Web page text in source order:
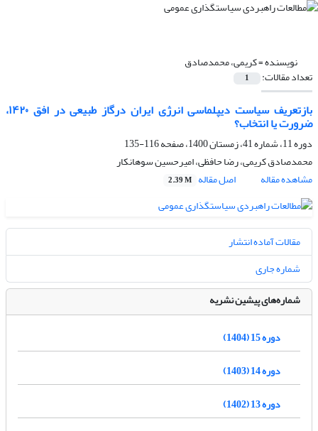
نویسنده =کریمی، محمدصادق
تعداد مقالات: 1
بازتعریف سیاست دیپلماسی انرژی ایران درگاز طبیعی در افق ۱۴۲۰،
ضرورت یا انتخاب؟
دوره 11، شماره 41، زمستان 1400، صفحه
116-135
محمدصادق کریمی، رضا حافظی، امیرحسین سوهانکار
مشاهده مقاله
اصل مقاله 2.39 M
مقالات آماده انتشار
شماره جاری
شماره‌های پیشین نشریه
دوره 15 (1404)
دوره 14 (1403)
دوره 13 (1402)